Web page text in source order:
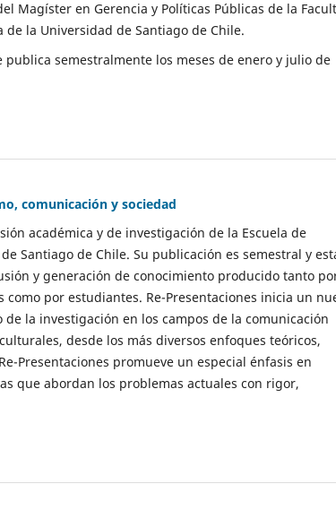
Magíster en Gerencia y Políticas Públicas de la
la Universidad de Santiago de Chile.
publica semestralmente los meses de enero y julio de
comunicación y sociedad
académica y de investigación de la Escuela de
Santiago de Chile. Su publicación es semestral y
y generación de conocimiento producido tanto
como por estudiantes. Re-Presentaciones inicia un
la investigación en los campos de la comunicación
desde los más diversos enfoques teóricos,
Presentaciones promueve un especial énfasis en
que abordan los problemas actuales con rigor,